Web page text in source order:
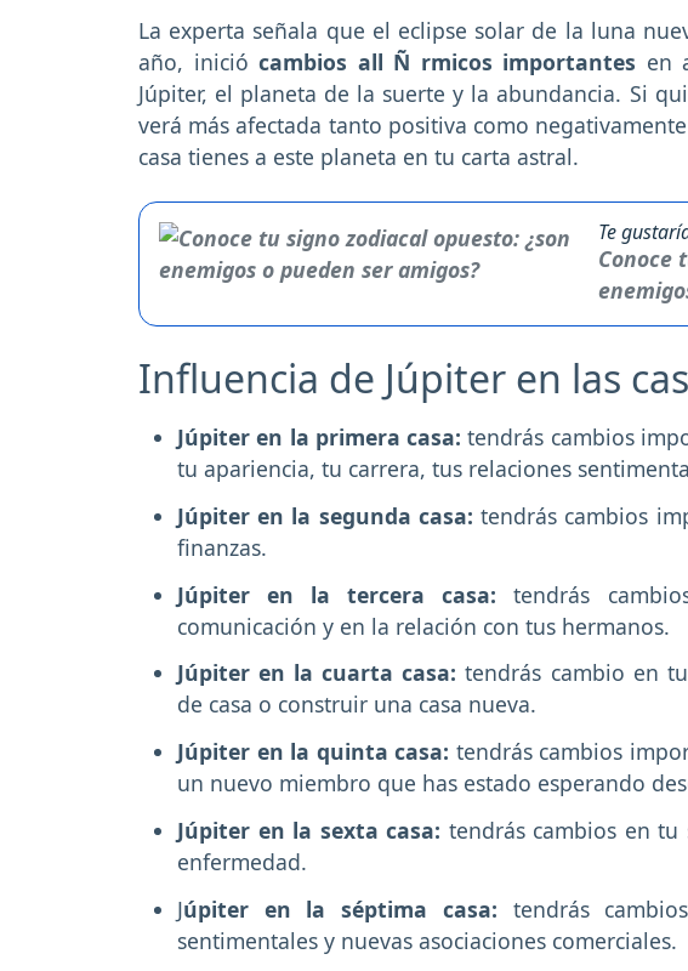
La experta señala que el eclipse solar de la luna
año, iniciócambios all Ñ rmicos importantes en
Júpiter, el planeta de la suerte y la abundancia. Si
verá más afectada tanto positiva como
casa tienes a este planeta en tu carta astral.
Te
Conoce
Influencia de Júpiter en las
Júpiter en la primera casa: tendrás cambios
tu apariencia, tu carrera, tus relaciones
Júpiter en la segunda casa:tendrás cambios
finanzas.
Júpiter en la tercera casa:tendrás
comunicación y en la relación con tus hermanos.
Júpiter en la cuarta casa:tendrás cambio en
de casa o construir una casa nueva.
Júpiter en la quinta casa: tendrás cambios
un nuevo miembro que has estado esperando
Júpiter en la sexta casa: tendrás cambios en
enfermedad.
Júpiter en la séptima casa: tendrás
sentimentales y nuevas asociaciones comerciales.